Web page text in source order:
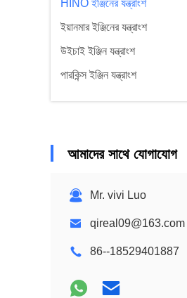
HINO ইঞ্জিনের যন্ত্রাংশ
ইয়ানমার ইঞ্জিনের যন্ত্রাংশ
উইচাই ইঞ্জিন যন্ত্রাংশ
পারকিন্স ইঞ্জিন যন্ত্রাংশ
আমাদের সাথে যোগাযোগ
Mr. vivi Luo
qireal09@163.com
86--18529401887